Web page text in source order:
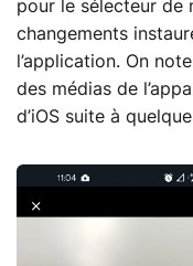
pour le sélecteur de
changements
l’application. On
des médias de
d’iOS suite à